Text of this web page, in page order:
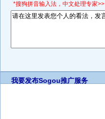
*搜狗拼音输入法，中文处理专家>>
我要发布Sogou推广服务